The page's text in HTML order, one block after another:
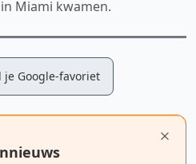
Miami kwamen.
Google-favoriet